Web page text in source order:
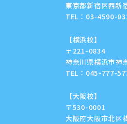
東京都新宿区西新
TEL： 03-4590-
【横浜校】
〒221-0834
神奈川県横浜市神
TEL： 045-777-
【大阪校】
〒530-0001
大阪府大阪市北区